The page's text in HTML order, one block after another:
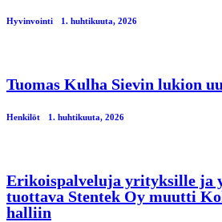
Hyvinvointi 1. huhtikuuta, 2026
Tuomas Kulha Sievin lukion
Henkilöt 1. huhtikuuta, 2026
Erikoispalveluja yrityksille ja
tuottava Stentek Oy muutti
halliin